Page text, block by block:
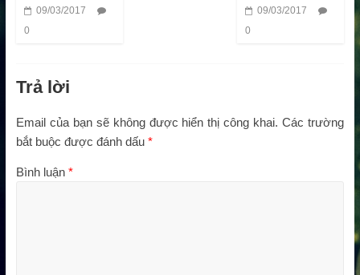
09/03/2017
0
09/03/2017
0
Trả lời
Email của bạn sẽ không được hiển thị công khai. Các trường
bắt buộc được đánh dấu *
Bình luận *